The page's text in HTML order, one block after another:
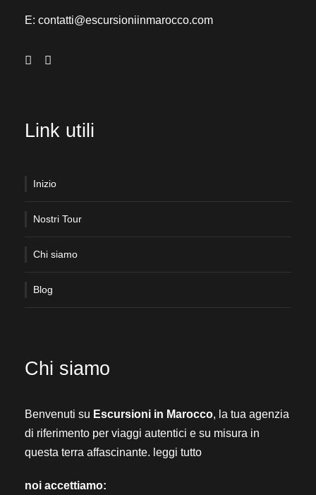
E: contatti@escursioniinmarocco.com
Link utili
Inizio
Nostri Tour
Chi siamo
Blog
Chi siamo
Benvenuti su Escursioni in Marocco, la tua agenzia
di riferimento per viaggi autentici e su misura in
questa terra affascinante. leggi tutto
noi accettiamo: